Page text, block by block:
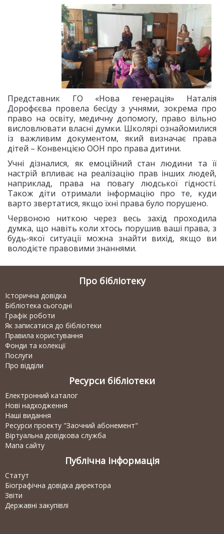
Представник ГО «Нова генерація» Наталія
Дорофєєва провела бесіду з учнями, зокрема про
право на освіту, медичну допомогу, право вільно
висловлювати власні думки. Школярі ознайомилися
із важливим документом, який визначає права
дітей – Конвенцією ООН про права дитини.
Учні дізналися, як емоційний стан людини та її
настрій впливає на реалізацію прав інших людей,
наприклад, права на повагу людської гідності.
Також діти отримали інформацію про те, куди
варто звертатися, якщо їхні права було порушено.
Червоною ниткою через весь захід проходила
думка, що навіть коли хтось порушив ваші права, з
будь-якої ситуації можна знайти вихід, якщо ви
володієте правовими знаннями.
Про бібліотеку
Історична довідка
Бібліотека сьогодні
Графік роботи
Як записатися до бібліотеки
Правила користування
Фонди та колекції
Послуги
Про відділи
Ресурси бібліотеки
Електронний каталог
Нові надходження
Наші видання
Ресурси проекту "Заочний абонемент"
Віртуальна довідкова служба
Мапа сайту
Публічна інформація
Статут
Біографічна довідка директора
Звіти
Державні закупівлі